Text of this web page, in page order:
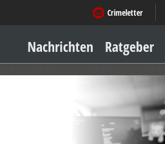
Crimeletter
Nachrichten Ratgeber
Sicher zu Hause
Geld & Einkauf
Amore & mehr